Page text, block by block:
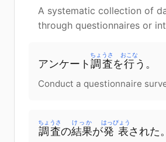
A systematic collection of
through questionnaires or
アンケート 調査
ちょうさ
を行
おこな
う 。
Conduct a questionnaire
調査
ちょうさ
の結果
けっか
が発表
はっぴょう
された 。